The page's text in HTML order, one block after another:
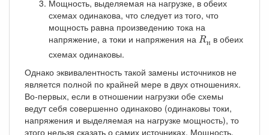
Мощность, выделяемая на нагрузке, в обеих
схемах одинакова, что следует из того, что
мощность равна произведению тока на
напряжение, а токи и напряжения на Rн
Rн в обеих
схемах одинаковы.
Однако эквивалентность такой замены источников не
является полной по крайней мере в двух отношениях.
Во-первых, если в отношении нагрузки обе схемы
ведут себя совершенно одинаково (одинаковы токи,
напряжения и выделяемая на нагрузке мощность), то
этого нельзя сказать о самих источниках. Мощность,